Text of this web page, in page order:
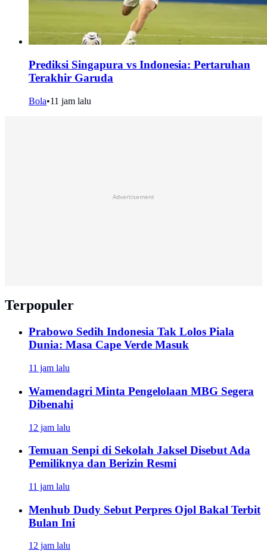
Prediksi Singapura vs Indonesia: Pertaruhan
Terakhir Garuda
Bola•11 jam lalu
Advertisement
Terpopuler
Prabowo Sedih Indonesia Tak Lolos Piala
Dunia: Masa Cape Verde Masuk
11 jam lalu
Wamendagri Minta Pengelolaan MBG Segera
Dibenahi
12 jam lalu
Temuan Senpi di Sekolah Jaksel Disebut Ada
Pemiliknya dan Berizin Resmi
11 jam lalu
Menhub Dudy Sebut Perpres Ojol Bakal Terbit
Bulan Ini
12 jam lalu